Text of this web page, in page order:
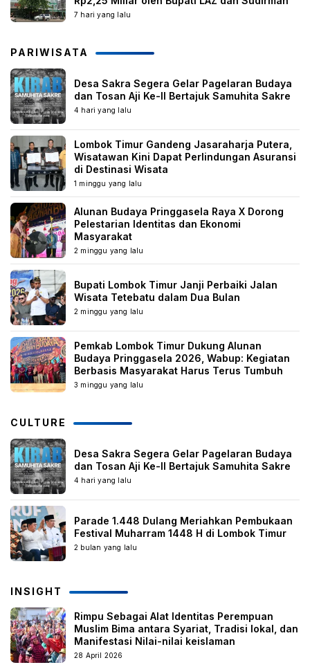
7 hari yang lalu
PARIWISATA
Desa Sakra Segera Gelar Pagelaran Budaya
dan Tosan Aji Ke-II Bertajuk Samuhita Sakre
4 hari yang lalu
Lombok Timur Gandeng Jasaraharja Putera,
Wisatawan Kini Dapat Perlindungan Asuransi
di Destinasi Wisata
1 minggu yang lalu
Alunan Budaya Pringgasela Raya X Dorong
Pelestarian Identitas dan Ekonomi
Masyarakat
2 minggu yang lalu
Bupati Lombok Timur Janji Perbaiki Jalan
Wisata Tetebatu dalam Dua Bulan
2 minggu yang lalu
Pemkab Lombok Timur Dukung Alunan
Budaya Pringgasela 2026, Wabup: Kegiatan
Berbasis Masyarakat Harus Terus Tumbuh
3 minggu yang lalu
CULTURE
Desa Sakra Segera Gelar Pagelaran Budaya
dan Tosan Aji Ke-II Bertajuk Samuhita Sakre
4 hari yang lalu
Parade 1.448 Dulang Meriahkan Pembukaan
Festival Muharram 1448 H di Lombok Timur
2 bulan yang lalu
INSIGHT
Rimpu Sebagai Alat Identitas Perempuan
Muslim Bima antara Syariat, Tradisi lokal, dan
Manifestasi Nilai-nilai keislaman
28 April 2026